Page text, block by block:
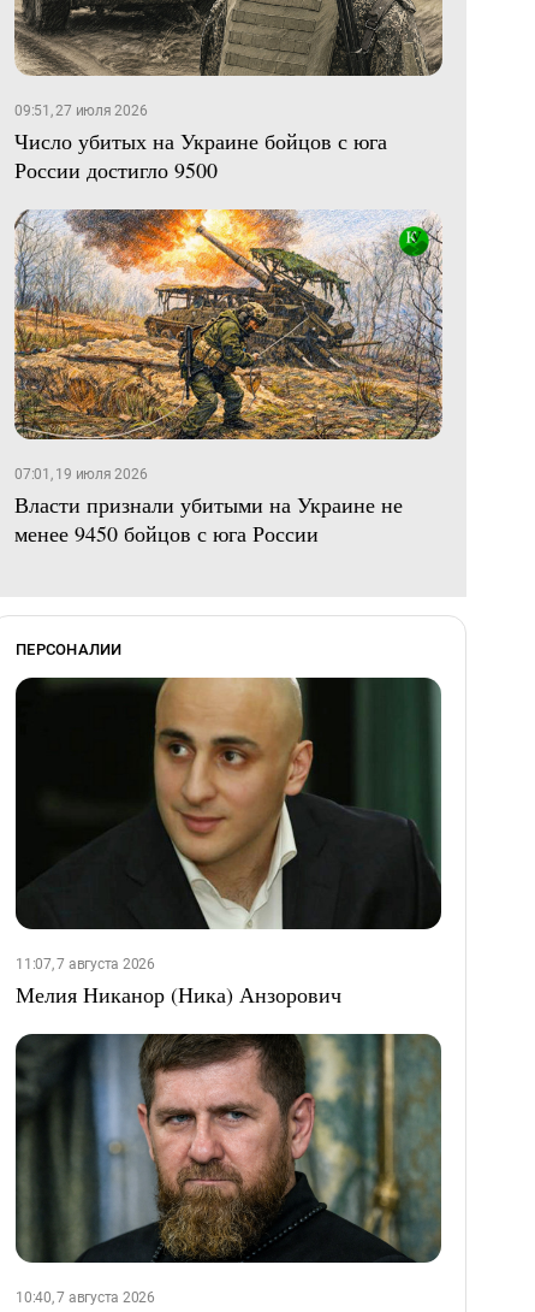
09:51, 27 июля 2026
Число убитых на Украине бойцов с юга
России достигло 9500
07:01, 19 июля 2026
Власти признали убитыми на Украине не
менее 9450 бойцов с юга России
ПЕРСОНАЛИИ
11:07, 7 августа 2026
Мелия Никанор (Ника) Анзорович
10:40, 7 августа 2026